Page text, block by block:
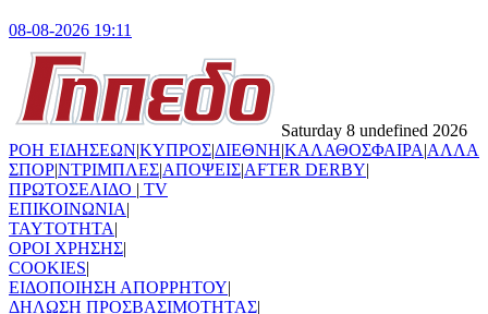
08-08-2026 19:11
Saturday 8 undefined 2026
ΡΟΗ ΕΙΔΗΣΕΩΝ|ΚΥΠΡΟΣ|ΔΙΕΘΝΗ|ΚΑΛΑΘΟΣΦΑΙΡΑ|ΑΛΛΑ
ΣΠΟΡ|ΝΤΡΙΜΠΛΕΣ|ΑΠΟΨΕΙΣ|AFTER DERBY|
ΠΡΩΤΟΣΕΛΙΔΟ | TV
ΕΠΙΚΟΙΝΩΝΙΑ|
TAYTOTHTA|
ΟΡΟΙ ΧΡΗΣΗΣ|
COOKIES|
ΕΙΔΟΠΟΙΗΣΗ ΑΠΟΡΡΗΤΟΥ|
ΔΗΛΩΣΗ ΠΡΟΣΒΑΣΙΜΟΤΗΤΑΣ|